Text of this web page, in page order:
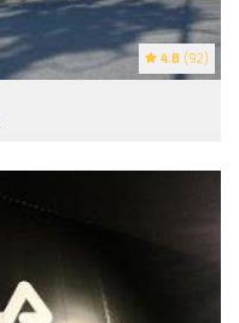
4.8 (92)